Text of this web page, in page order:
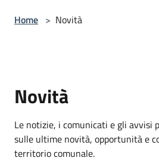
Home > Novità
Novità
Le notizie, i comunicati e gli avvisi
sulle ultime novità, opportunità e
territorio comunale.